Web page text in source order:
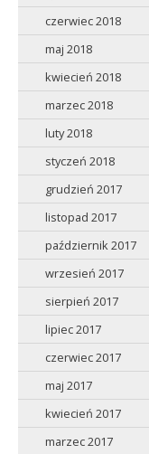
czerwiec 2018
maj 2018
kwiecień 2018
marzec 2018
luty 2018
styczeń 2018
grudzień 2017
listopad 2017
październik 2017
wrzesień 2017
sierpień 2017
lipiec 2017
czerwiec 2017
maj 2017
kwiecień 2017
marzec 2017